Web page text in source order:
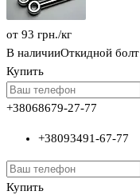
от 93 грн./кг
В наличииОткидной
Купить
+38068679-27-77
+38093491-67-77
Купить